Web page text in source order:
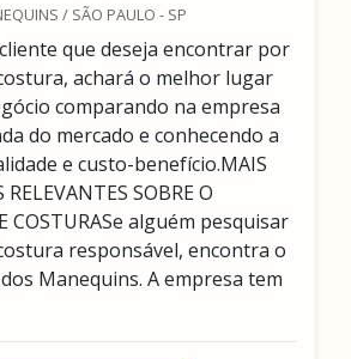
/ SÃO PAULO - SP
que deseja encontrar por
achará o melhor lugar
comparando na empresa
do mercado e conhecendo a
e custo-benefício.MAIS
RELEVANTES SOBRE O
COSTURASe alguém pesquisar
responsável, encontra o
Manequins. A empresa tem